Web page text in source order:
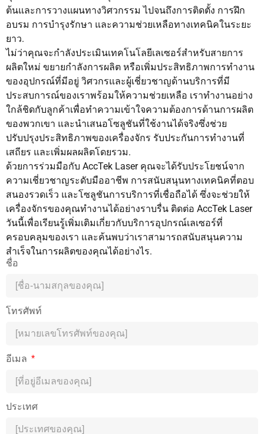
ต้นและการวางแผนทางวิศวกรรม ไปจนถึงการติดตั้ง การฝึก
อบรม การบำรุงรักษา และความช่วยเหลือทางเทคนิคในระยะ
ยาว.
ไม่ว่าคุณจะกำลังประเมินเทคโนโลยีเลเซอร์สำหรับสายการ
ผลิตใหม่ ขยายกำลังการผลิต หรือเพิ่มประสิทธิภาพการทำงาน
ของอุปกรณ์ที่มีอยู่ วิศวกรและผู้เชี่ยวชาญด้านบริการที่มี
ประสบการณ์ของเราพร้อมให้ความช่วยเหลือ เราทำงานอย่าง
ใกล้ชิดกับลูกค้าเพื่อทำความเข้าใจความต้องการด้านการผลิต
ของพวกเขา และนำเสนอโซลูชันที่ใช้งานได้จริงซึ่งช่วย
ปรับปรุงประสิทธิภาพของเครื่องจักร รับประกันการทำงานที่
เสถียร และเพิ่มผลผลิตโดยรวม.
ด้วยการร่วมมือกับ AccTek Laser คุณจะได้รับประโยชน์จาก
ความเชี่ยวชาญระดับมืออาชีพ การสนับสนุนทางเทคนิคที่ตอบ
สนองรวดเร็ว และโซลูชันการบริการที่เชื่อถือได้ ซึ่งจะช่วยให้
เครื่องจักรของคุณทำงานได้อย่างราบรื่น ติดต่อ AccTek Laser
วันนี้เพื่อเรียนรู้เพิ่มเติมเกี่ยวกับบริการอุปกรณ์เลเซอร์ที่
ครอบคลุมของเรา และค้นพบว่าเราสามารถสนับสนุนความ
สำเร็จในการผลิตของคุณได้อย่างไร.
ชื่อ
โทรศัพท์
อีเมล
ประเทศ